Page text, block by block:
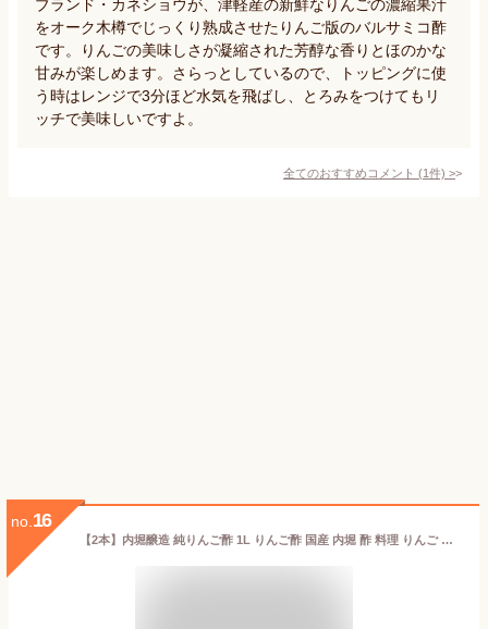
ブランド・カネショウが、津軽産の新鮮なりんごの濃縮果汁
をオーク木樽でじっくり熟成させたりんご版のバルサミコ酢
です。りんごの美味しさが凝縮された芳醇な香りとほのかな
甘みが楽しめます。さらっとしているので、トッピングに使
う時はレンジで3分ほど水気を飛ばし、とろみをつけてもリ
ッチで美味しいですよ。
全てのおすすめコメント (1件) >
no. 16
【2本】内堀醸造 純りんご酢 1L りんご酢 国産 内堀 酢 料理 りんご 黒酢 酢 内堀醸造臨醐山黒酢【D】